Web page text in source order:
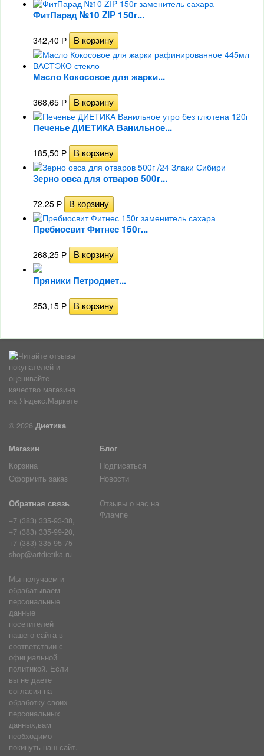
ФитПарад №10 ZIP 150г...
342,40 Р
Масло Кокосовое для жарки...
368,65 Р
Печенье ДИЕТИКА Ванильное...
185,50 Р
Зерно овса для отваров 500г...
72,25 Р
Пребиосвит Фитнес 150г...
268,25 Р
Пряники Петродиет...
253,15 Р
© 2026 Диетика
Магазин
Корзина
Оформить заказ
Блог
Подписаться
Новости
Обратная связь
+7 (383) 335-93-38,
+7 (383) 335-99-20,
+7 (383) 335-95-75
shop@artdietika.ru
Отзывы о нас на
Флампе
Мы получаем и
обрабатываем
персональные
данные
посетителей
нашего сайта в
соответствии с
официальной
политикой. Если
вы не даете
согласия на
обработку своих
персональных
данных,вам
необходимо
покинуть наш сайт.